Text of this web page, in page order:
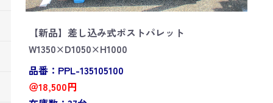
【新品】差し込み式ポストパレット
W1350×D1050×H1000
品番：PPL-135105100
＠18,500円